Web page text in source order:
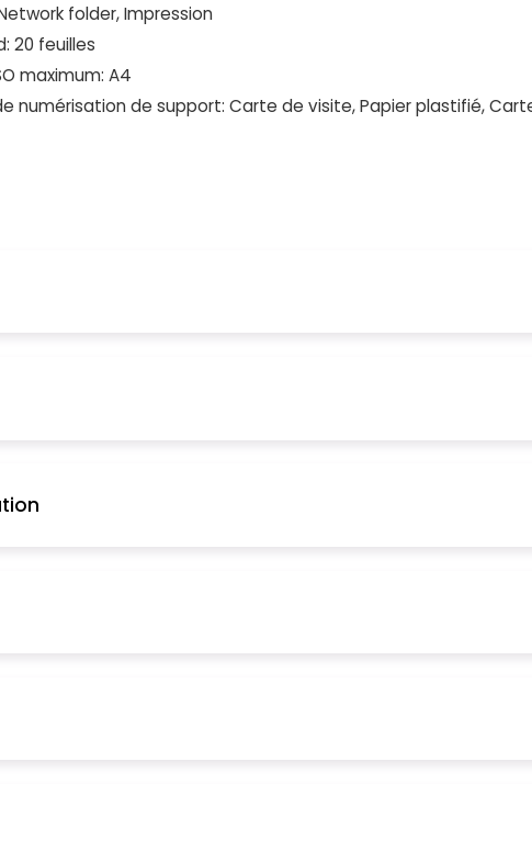
folder, Impression
20 feuilles
maximum: A4
numérisation de support: Carte de visite, Papier plastifié, Carte